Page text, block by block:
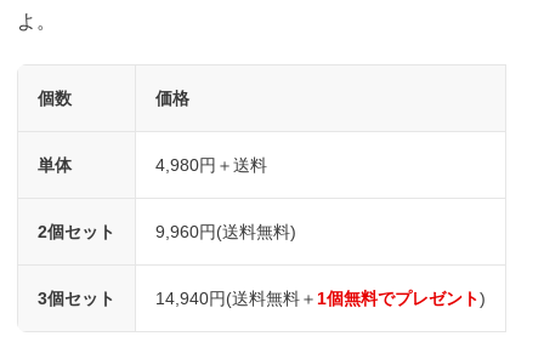
よ。
個数 価格
単体 4,980円＋送料
2個セット 9,960円(送料無料)
3個セット 14,940円(送料無料＋1個無料でプレゼント)